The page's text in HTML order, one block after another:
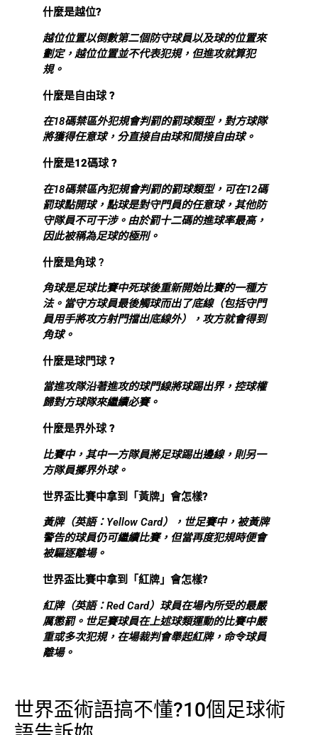
什麼是越位?
越位位置以倒數第二個防守球員以及球的位置來
劃定，越位位置並不代表犯規，但進攻就算犯
規。
什麼是自由球 ?
在18碼禁區外犯規會判罰的罰球類型，對方球隊
將獲得任意球，分直接自由球和間接自由球。
什麼是12碼球 ?
在18碼禁區內犯規會判罰的罰球類型，可在12碼
罰球點開球，點球是對守門員的任意球，其他防
守隊員不可干涉。由於罰十二碼的進球率最高，
因此被稱為足球的極刑。
什麼是角球 ?
角球是足球比賽中死球後重新開始比賽的一種方
法。當守方球員最後觸球而出了底線（包括守門
員用手將攻方射門擋出底線外），攻方就會得到
角球。
什麼是球門球 ?
當進攻隊沿著進攻的球門線將球踢出界，控球權
歸對方球隊來繼續必賽。
什麼是界外球 ?
比賽中，其中一方隊員將足球踢出邊線，則另一
方隊員擲界外球。
世界盃比賽中拿到「黃牌」會怎樣?
黃牌（英語：Yellow Card），世足賽中，被黃牌
警告的球員仍可繼續比賽，但當再度犯規時便會
被驅逐離場。
世界盃比賽中拿到「紅牌」會怎樣?
紅牌（英語：Red Card）球員在場內所受的最嚴
厲懲罰。世足賽球員在上述球類運動的比賽中嚴
重或多次犯規，在場裁判會舉起紅牌，命令球員
離場。
世界盃術語搞不懂?10個足球術